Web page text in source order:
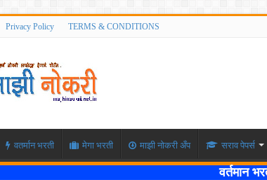
Privacy Policy TERMS & CONDITIONS
वतर्मान भरती मेगा भरती माझी नोकरी अँप सराव पेपर्स
वर्तमान